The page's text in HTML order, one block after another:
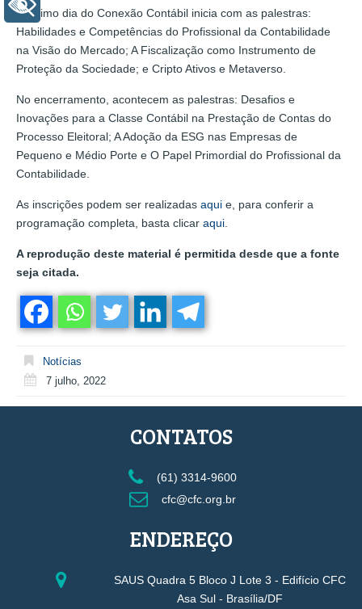
O último dia do Conexão Contábil inicia com as palestras:
Habilidades e Competências do Profissional da Contabilidade
na Visão do Mercado; A Fiscalização como Instrumento de
Proteção da Sociedade; e Cripto Ativos e Metaverso.
No encerramento, acontecem as palestras: Desafios e
Inovações para a Classe Contábil na Prestação de Contas do
Processo Eleitoral; A Adoção da ESG nas Empresas de
Pequeno e Médio Porte e O Papel Primordial do Profissional da
Contabilidade.
As inscrições podem ser realizadas aqui e, para conferir a
programação completa, basta clicar aqui
A reprodução deste material é permitida desde que a fonte
seja citada.
Notícias
7 julho, 2022
CONTATOS
(61) 3314-9600
cfc@cfc.org.br
ENDEREÇO
SAUS Quadra 5 Bloco J Lote 3 - Edifício CFC
Asa Sul - Brasília/DF